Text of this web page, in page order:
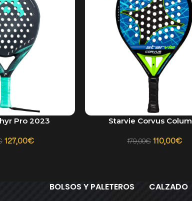
Pro 2023
127,00€
AÑADIR AL CARRITO
Starvie Corvus
179,00€ 110,00€
BOLSOS Y PALETEROS CALZADO